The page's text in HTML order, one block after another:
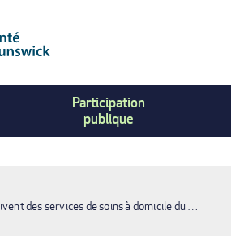
Participation
publique
des services de soins à domicile du …